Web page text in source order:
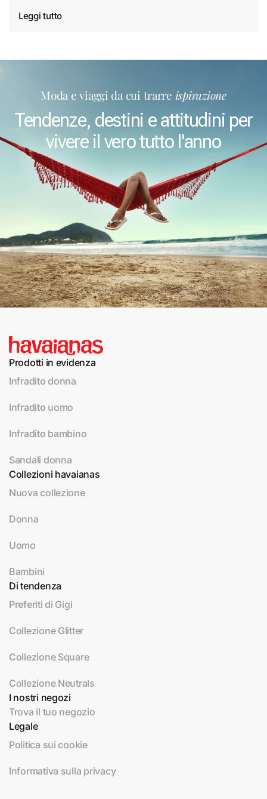
Leggi tutto
Moda e viaggi da cui trarre ispirazione
Tendenze, destini e attitudini per
vivere il vero tutto l'anno
Prodotti in evidenza
Infradito donna
Infradito uomo
Infradito bambino
Sandali donna
Collezioni havaianas
Nuova collezione
Donna
Uomo
Bambini
Di tendenza
Preferiti di Gigi
Collezione Glitter
Collezione Square
Collezione Neutrals
I nostri negozi
Trova il tuo negozio
Legale
Politica sui cookie
Informativa sulla privacy